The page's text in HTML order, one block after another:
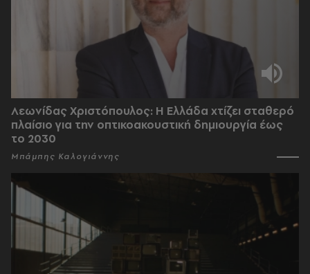
Λεωνίδας Χριστόπουλος: Η Ελλάδα χτίζει σταθερό
πλαίσιο για την οπτικοακουστική δημιουργία έως
το 2030
Μπάμπης Καλογιάννης